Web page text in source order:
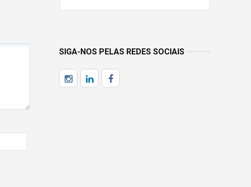
SIGA-NOS PELAS REDES SOCIAIS